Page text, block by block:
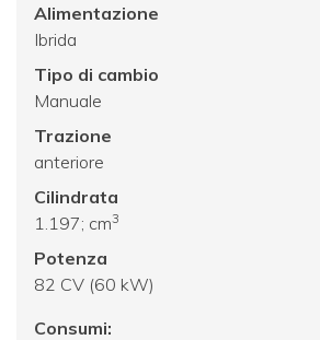
Alimentazione
Ibrida
Tipo di cambio
Manuale
Trazione
anteriore
Cilindrata
1.197; cm3
Potenza
82 CV (60 kW)
Consumi: